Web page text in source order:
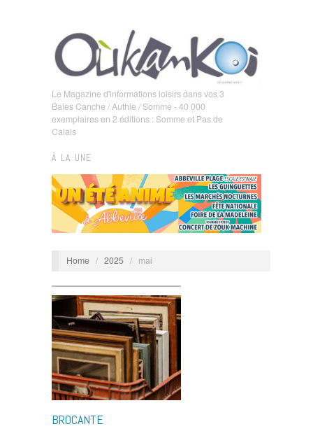
Le Magazine d'informations loisirs dans vos 3
Baies Canche / Authie / Somme - 40 000
exemplaires en 2 éditions : Somme et Pas de
Calais
À LA UNE
Home / 2025 / mai
BROCANTE